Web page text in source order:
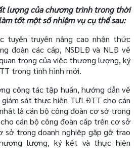
lượng của chương trình trong thời
tốt một số nhiệm vụ cụ thể sau:
tuyên truyền nâng cao nhận thức
đoàn các cấp, NSDLĐ và NLĐ về
trọng của việc thương lượng, ký
trong tình hình mới.
công tác tập huấn, hướng dẫn về
sát thực hiện TƯLĐTT cho cán
là cán bộ công đoàn cơ sở trong
cán bộ công đoàn cấp trên cơ sở
sở trong doanh nghiệp gặp gỡ trao
lượng, ký kết và thực hiện